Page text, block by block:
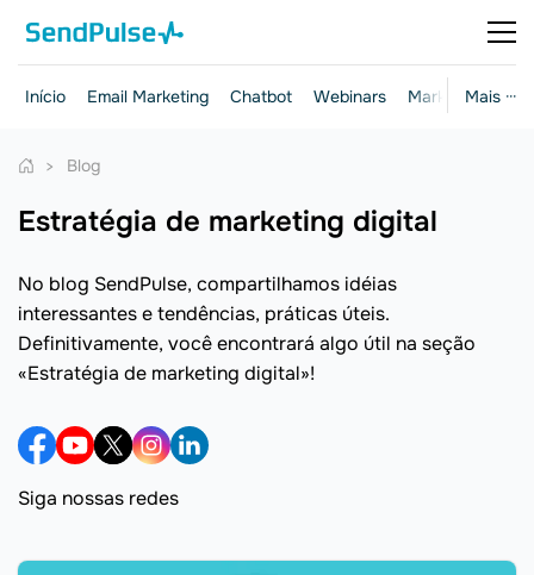
Mais ···
Início Email Marketing Chatbot Webinars Marketing e
Blog
Estratégia de marketing digital
No blog SendPulse, compartilhamos idéias
interessantes e tendências, práticas úteis.
Definitivamente, você encontrará algo útil na seção
«Estratégia de marketing digital»!
Siga nossas redes